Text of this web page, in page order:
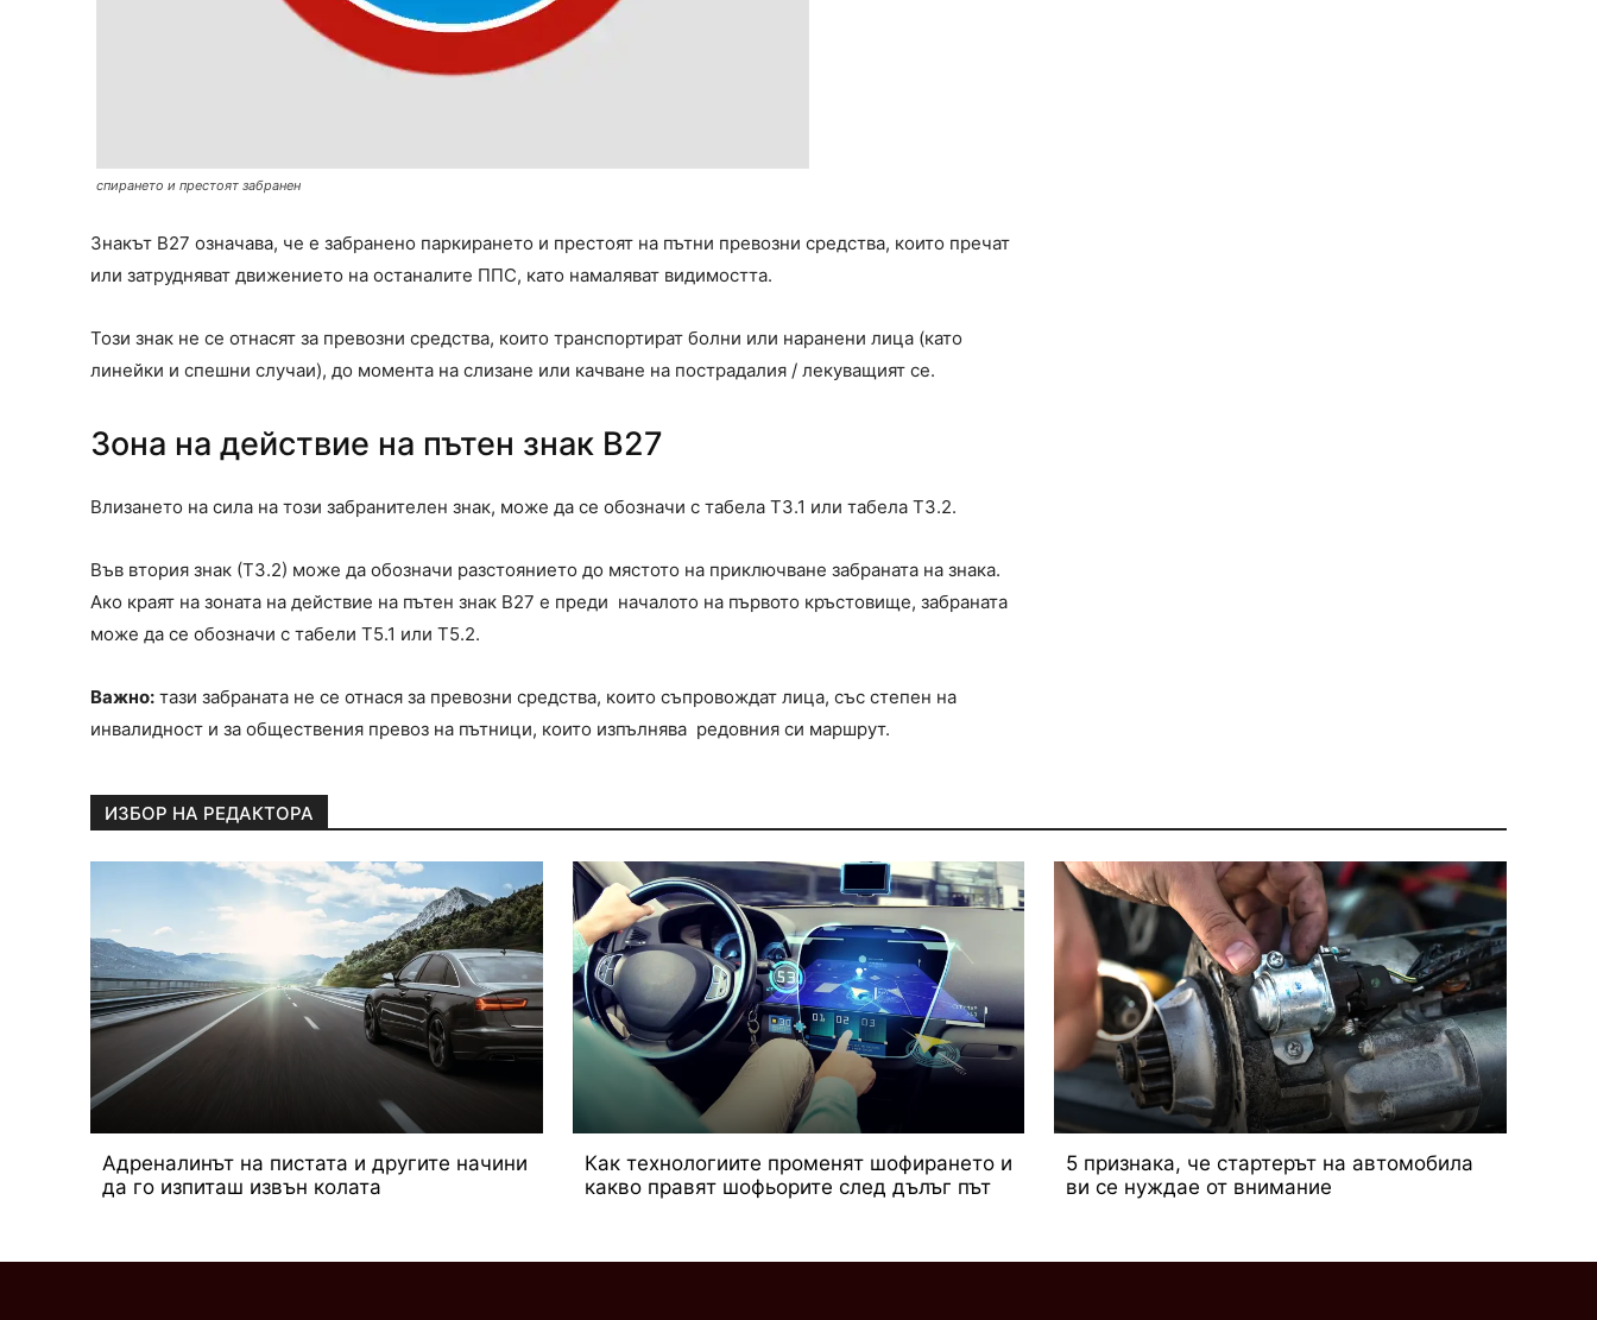
спирането и престоят забранен
Знакът В27 означава, че е забранено паркирането и престоят на пътни превозни средства, които пречат
или затрудняват движението на останалите ППС, като намаляват видимостта.
Този знак не се отнасят за превозни средства, които транспортират болни или наранени лица (като
линейки и спешни случаи), до момента на слизане или качване на пострадалия / лекуващият се.
Зона на действие на пътен знак В27
Влизането на сила на този забранителен знак, може да се обозначи с табела Т3.1 или табела Т3.2.
Във втория знак (Т3.2) може да обозначи разстоянието до мястото на приключване забраната на знака.
Ако краят на зоната на действие на пътен знак В27 е преди началото на първото кръстовище, забраната
може да се обозначи с табели Т5.1 или Т5.2.
Важно: тази забраната не се отнася за превозни средства, които съпровождат лица, със степен на
инвалидност и за обществения превоз на пътници, които изпълнява редовния си маршрут.
ИЗБОР НА РЕДАКТОРА
Адреналинът на пистата и другите начини
да го изпиташ извън колата
Как технологиите променят шофирането и
какво правят шофьорите след дълъг път
5 признака, че стартерът на автомобила
ви се нуждае от внимание